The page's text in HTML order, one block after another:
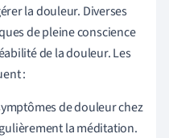
la douleur. Diverses
de pleine conscience
de la douleur. Les
:
de douleur chez
la méditation.